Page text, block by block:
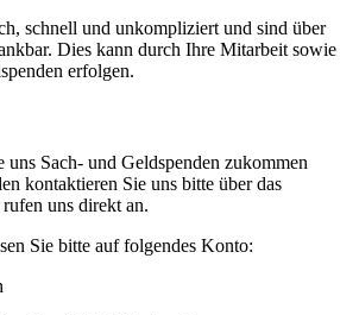
schnell und unkompliziert und sind über
Dies kann durch Ihre Mitarbeit sowie
erfolgen.
Sach- und Geldspenden zukommen
kontaktieren Sie uns bitte über das
uns direkt an.
Sie bitte auf folgendes Konto: